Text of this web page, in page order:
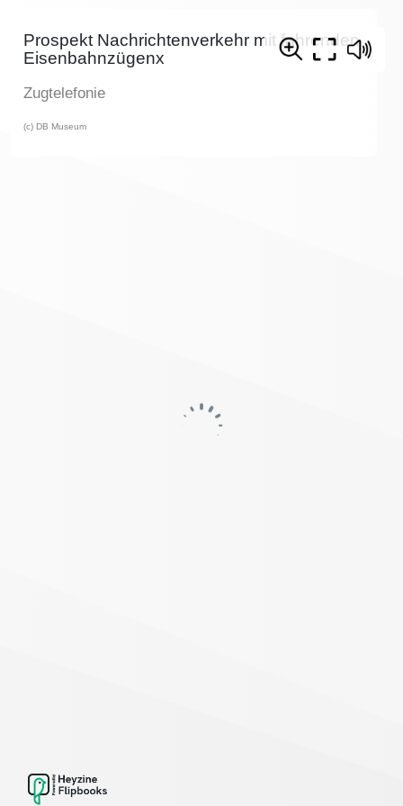
Prospekt Nachrichtenverkehr mit fahrenden
Eisenbahnzügenx
Zugtelefonie
(c) DB Museum